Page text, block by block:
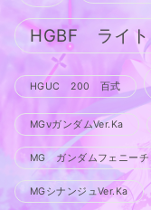
HGBF ライト
HGUC 200 百式
MGνガンダムVer.Ka
MG ガンダムフェニーチ
MGシナンジュVer.Ka